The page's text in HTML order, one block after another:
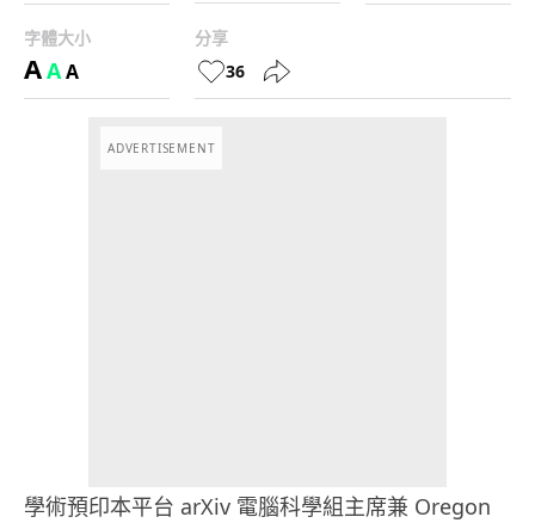
字體大小
AAA
分享
36
ADVERTISEMENT
學術預印本平台 arXiv 電腦科學組主席兼 Oregon